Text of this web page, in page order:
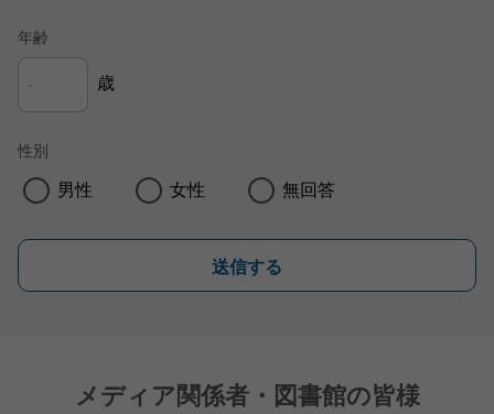
年齢
歳
性別
男性 女性 無回答
送信する
メディア関係者・図書館の皆様